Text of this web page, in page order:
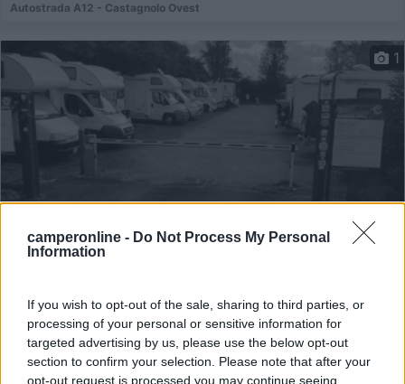
camperonline - Do Not Process My Personal
Information
If you wish to opt-out of the sale, sharing to third parties, or
processing of your personal or sensitive information for
targeted advertising by us, please use the below opt-out
section to confirm your selection. Please note that after your
opt-out request is processed you may continue seeing
Autostrada A12 - Castagnolo Ovest
1
Parco del Mulino
7,2 38
Servizi / Posizione